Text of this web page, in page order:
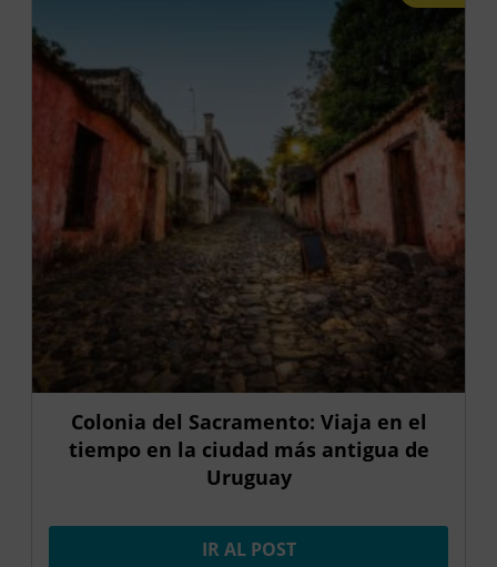
Colonia del Sacramento: Viaja en el
tiempo en la ciudad más antigua de
Uruguay
IR AL POST